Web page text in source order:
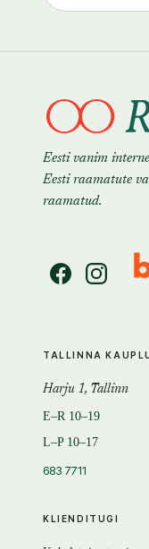
Eesti vanim
Eesti raamatute
raamatud.
KLIENDITUGI
TALLINNA
Harju 1, Tallinn
E–R 10–19
L–P 10–17
683 7711